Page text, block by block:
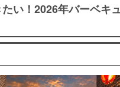
い！2026年バーベキ